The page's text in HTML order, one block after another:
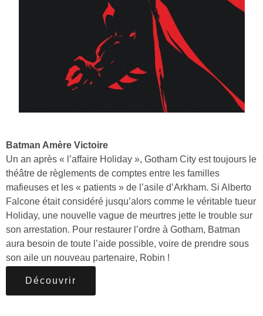
Batman Amère Victoire
Un an après « l’affaire Holiday », Gotham City est toujours le
théâtre de règlements de comptes entre les familles
mafieuses et les « patients » de l’asile d’Arkham. Si Alberto
Falcone était considéré jusqu’alors comme le véritable tueur
Holiday, une nouvelle vague de meurtres jette le trouble sur
son arrestation. Pour restaurer l’ordre à Gotham, Batman
aura besoin de toute l’aide possible, voire de prendre sous
son aile un nouveau partenaire, Robin !
Découvrir